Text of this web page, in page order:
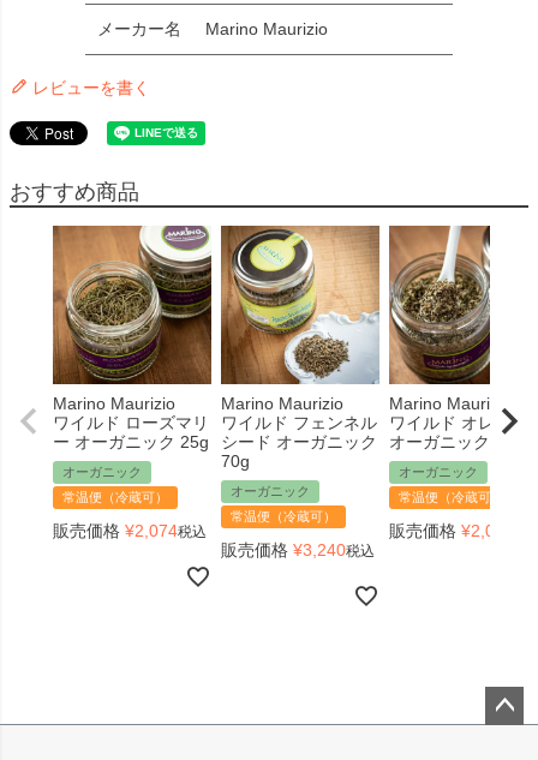
メーカー名 Marino Maurizio
レビューを書く
おすすめ商品
Marino Maurizio
ワイルド ローズマリ
ー オーガニック 25g
オーガニック
常温便（冷蔵可）
販売価格 ¥2,074税込
Marino Maurizio
ワイルド フェンネル
シード オーガニック
70g
オーガニック
常温便（冷蔵可）
販売価格 ¥3,240税込
Marino Maurizio
ワイルド オレガノ
オーガニック 25g
オーガニック
常温便（冷蔵可）
販売価格 ¥2,074